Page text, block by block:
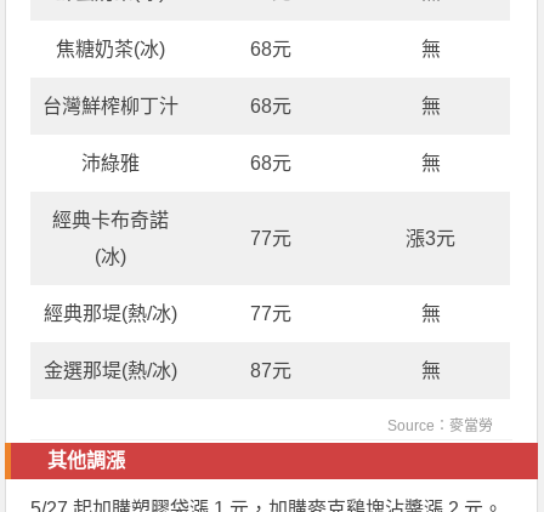
焦糖奶茶(冰) 68元 無
台灣鮮榨柳丁汁 68元 無
沛綠雅 68元 無
經典卡布奇諾
(冰)
77元 漲3元
經典那堤(熱/冰) 77元 無
金選那堤(熱/冰) 87元 無
Source：麥當勞
其他調漲